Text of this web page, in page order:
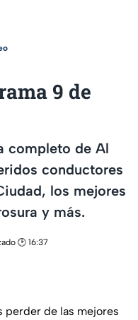
9 de
completo de Al
conductores
los mejores
y más.
🕑 16:37
perder de las mejores